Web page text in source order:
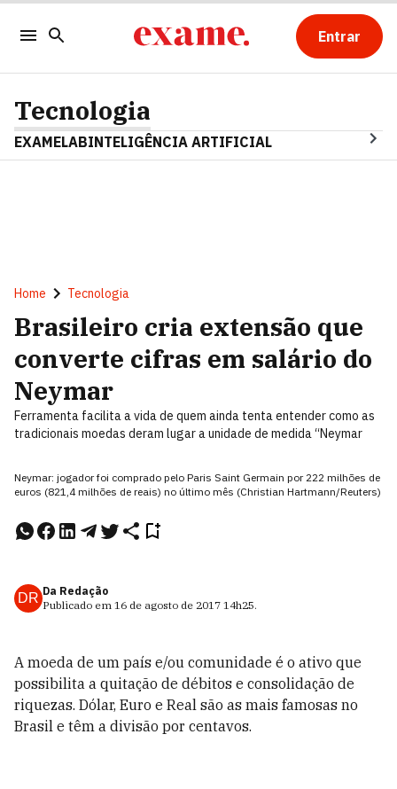
Entrar
Tecnologia
EXAMELABINTELIGÊNCIA ARTIFICIAL
Home Tecnologia
Brasileiro cria extensão que
converte cifras em salário do
Neymar
Ferramenta facilita a vida de quem ainda tenta entender como as
tradicionais moedas deram lugar a unidade de medida “Neymar
Neymar: jogador foi comprado pelo Paris Saint Germain por 222 milhões de
euros (821,4 milhões de reais) no último mês (Christian Hartmann/Reuters)
DR Da Redação
Publicado em 16 de agosto de 2017 14h25.
A moeda de um país e/ou comunidade é o ativo que
possibilita a quitação de débitos e consolidação de
riquezas. Dólar, Euro e Real são as mais famosas no
Brasil e têm a divisão por centavos.